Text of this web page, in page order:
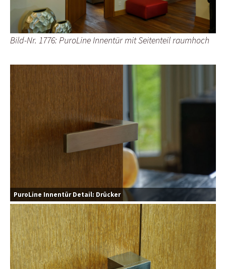
Bild-Nr. 1776: PuroLine Innentür mit Seitenteil raumhoch
PuroLine Innentür Detail: Drücker